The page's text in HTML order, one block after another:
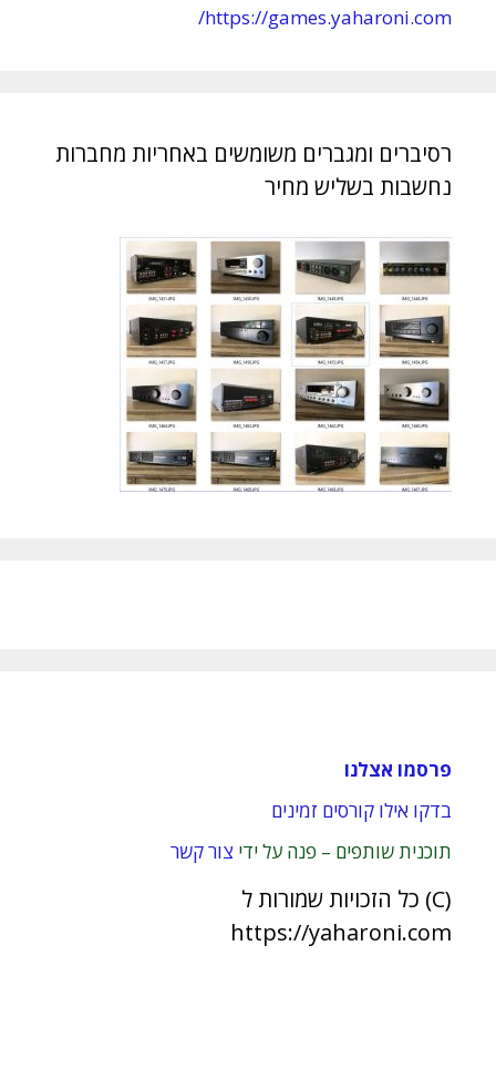
https://games.yaharoni.com/
רסיברים ומגברים משומשים באחריות מחברות
נחשבות בשליש מחיר
פרסמו אצלנו
בדקו אילו קורסים זמינים
תוכנית שותפים – פנה על ידי צור קשר
(C) כל הזכויות שמורות ל
https://yaharoni.com